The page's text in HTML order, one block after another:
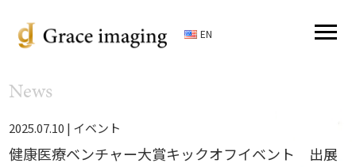
EN
News
2025.07.10 | イベント
健康医療ベンチャー大賞キックオフイベント 出展